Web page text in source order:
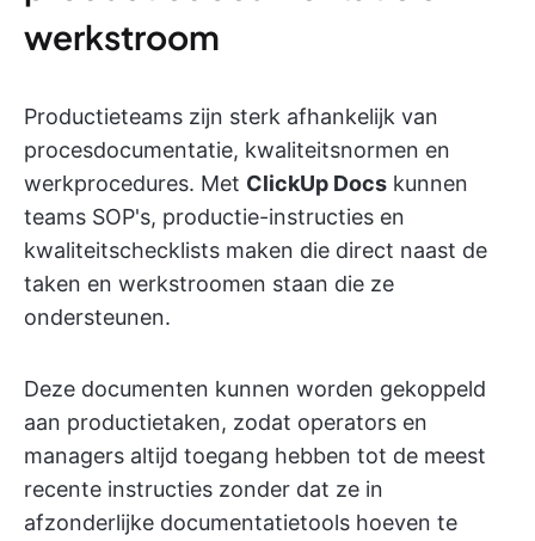
werkstroom
Productieteams zijn sterk afhankelijk van
procesdocumentatie, kwaliteitsnormen en
werkprocedures. Met ClickUp Docs kunnen
teams SOP's, productie-instructies en
kwaliteitschecklists maken die direct naast de
taken en werkstroomen staan die ze
ondersteunen.
Deze documenten kunnen worden gekoppeld
aan productietaken, zodat operators en
managers altijd toegang hebben tot de meest
recente instructies zonder dat ze in
afzonderlijke documentatietools hoeven te